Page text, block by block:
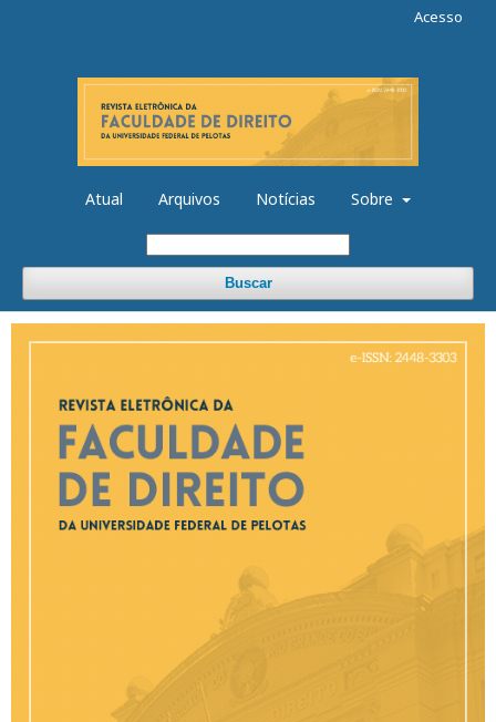
Atual Arquivos Notícias Sobre
Buscar
Acesso